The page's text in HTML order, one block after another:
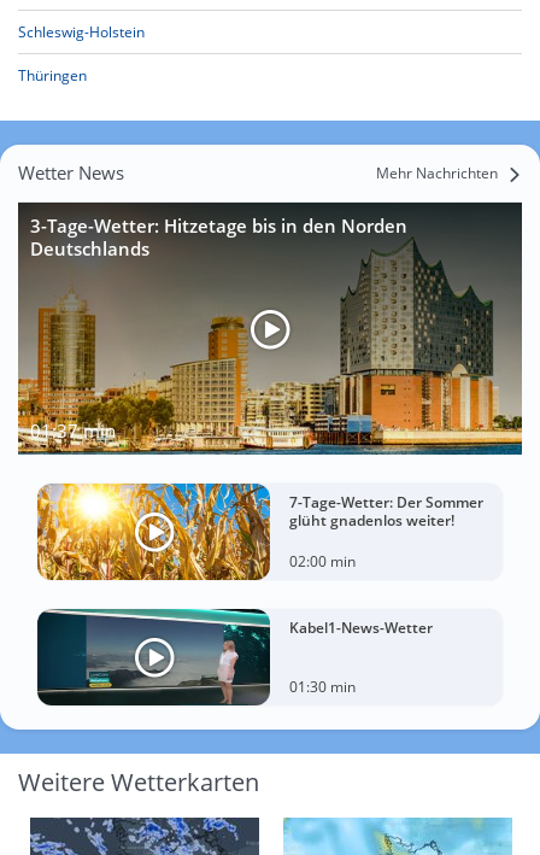
Schleswig-Holstein
Thüringen
Wetter News Mehr Nachrichten
3-Tage-Wetter: Hitzetage bis in den Norden
Deutschlands
01:37 min
7-Tage-Wetter: Der Sommer
glüht gnadenlos weiter!
02:00 min
Kabel1-News-Wetter
01:30 min
Weitere Wetterkarten